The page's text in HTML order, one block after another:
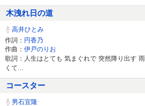
木洩れ日の道
高井ひとみ
作詞： 円香乃
作曲： 伊戸のりお
歌詞：人生はとても 気まぐれで 突然降り出す
くて...
コースター
男石宜隆